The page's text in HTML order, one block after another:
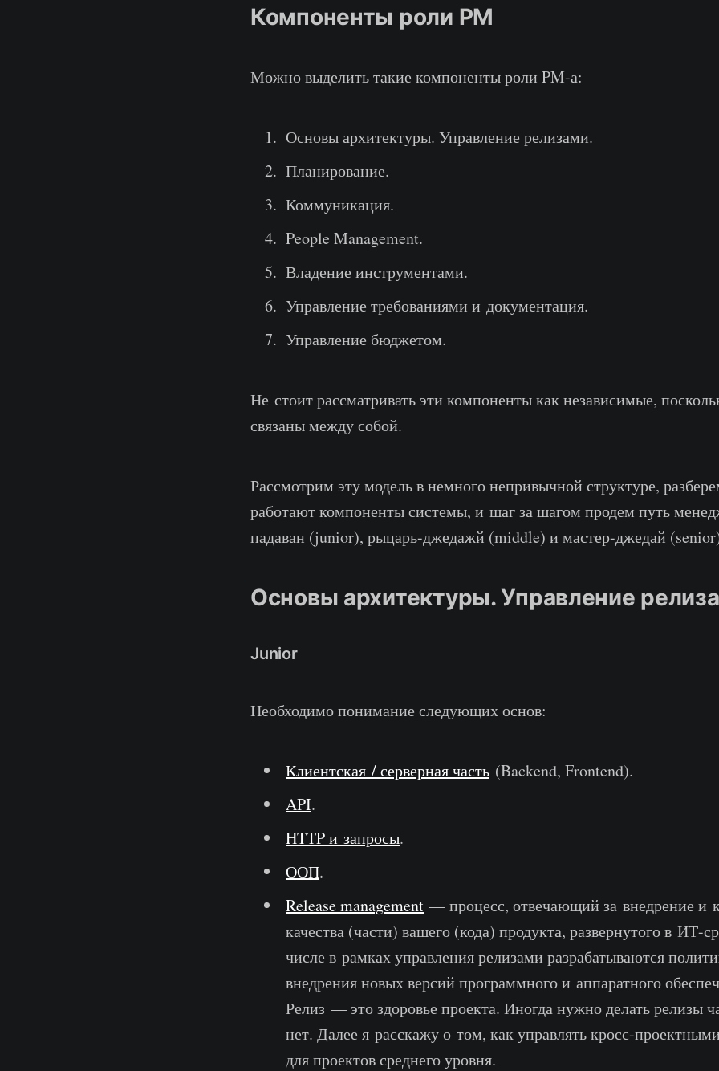
Компоненты роли PM
Можно выделить такие компоненты роли PM-а:
Основы архитектуры. Управление релизами.
Планирование.
Коммуникация.
People Management.
Владение инструментами.
Управление требованиями и документация.
Управление бюджетом.
Не стоит рассматривать эти компоненты как независимые,
связаны между собой.
Рассмотрим эту модель в немного непривычной структуре,
работают компоненты системы, и шаг за шагом продем путь
падаван (junior), рыцарь-джедажй (middle) и мастер-джедай
Основы архитектуры. Управление
Junior
Необходимо понимание следующих основ:
Клиентская / серверная часть (Backend, Frontend).
API.
HTTP и запросы.
ООП.
Release management — процесс, отвечающий за внедрение и
качества (части) вашего (кода) продукта, развернутого в ИТ-
числе в рамках управления релизами разрабатываются
внедрения новых версий программного и аппаратного
Релиз — это здоровье проекта. Иногда нужно делать релизы
нет. Далее я расскажу о том, как управлять кросс-
для проектов среднего уровня.